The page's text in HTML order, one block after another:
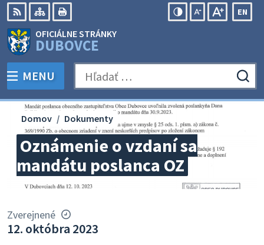
Preskočiť
na
obsah
RSS Mapa
EN
OFICIÁLNE STRÁNKY
DUBOVCE
PREPNÚŤ
MENU Hľadať:
Oznámenie o vzdaní sa
mandátu poslanca OZ
Domov Dokumenty
Zverejnené
12. októbra 2023